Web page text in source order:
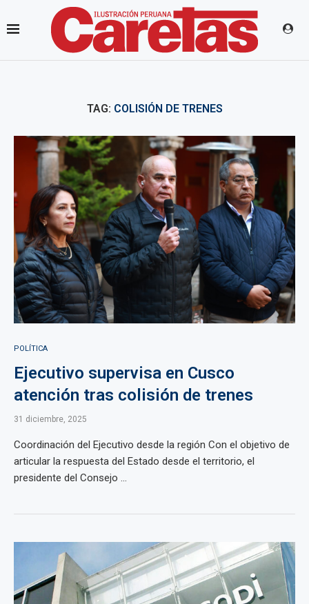
TAG: COLISIÓN DE TRENES
POLÍTICA
Ejecutivo supervisa en Cusco
atención tras colisión de trenes
31 diciembre, 2025
Coordinación del Ejecutivo desde la región Con el objetivo de
articular la respuesta del Estado desde el territorio, el
presidente del Consejo ...